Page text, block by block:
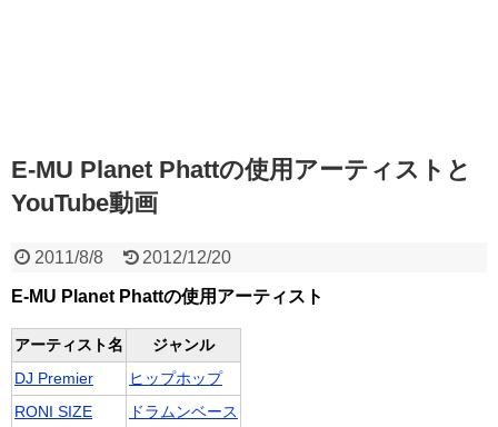
E-MU Planet Phattの使用アーティストと
YouTube動画
2011/8/8 2012/12/20
E-MU Planet Phattの使用アーティスト
アーティスト名
ジャンル
DJ Premier
ヒップホップ
RONI SIZE
ドラムンベース